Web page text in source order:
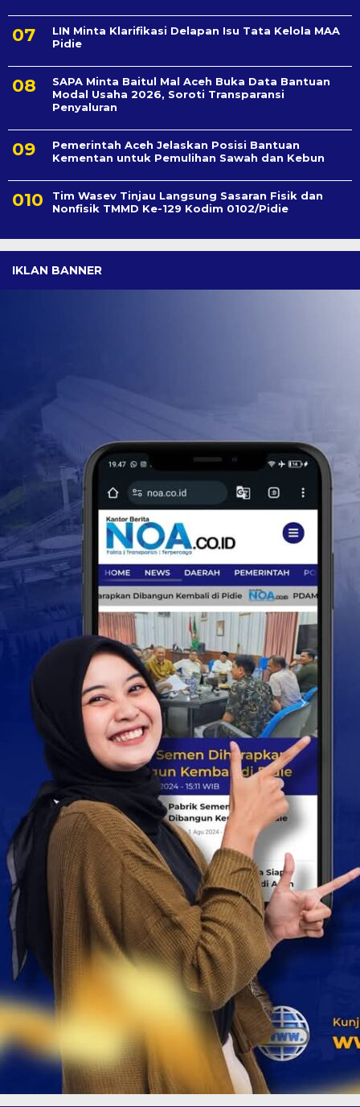
LIN Minta Klarifikasi Delapan Isu Tata Kelola MAA
Pidie
SAPA Minta Baitul Mal Aceh Buka Data Bantuan
Modal Usaha 2026, Soroti Transparansi
Penyaluran
Pemerintah Aceh Jelaskan Posisi Bantuan
Kementan untuk Pemulihan Sawah dan Kebun
Tim Wasev Tinjau Langsung Sasaran Fisik dan
Nonfisik TMMD Ke-129 Kodim 0102/Pidie
IKLAN BANNER